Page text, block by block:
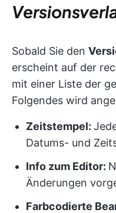
Sobald Sie den
erscheint auf der
mit einer Liste der
Folgendes wird
Zeitstempel:
Datums- und
Info zum Editor:
Änderungen
Farbcodierte